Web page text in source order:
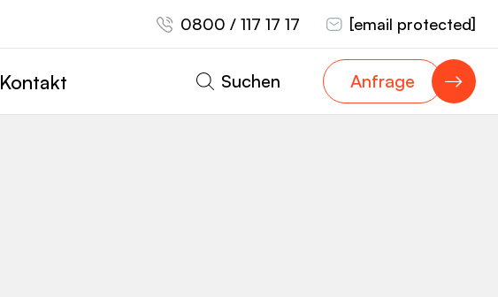
0800 / 117 17 17 [email protected]
Suchen Anfrage
Kontakt